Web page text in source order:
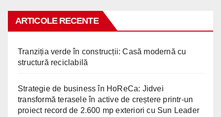
ARTICOLE RECENTE
Tranziția verde în construcții: Casă modernă cu
structură reciclabilă
Strategie de business în HoReCa: Jidvei
transformă terasele în active de creștere printr-un
proiect record de 2.600 mp exteriori cu Sun Leader